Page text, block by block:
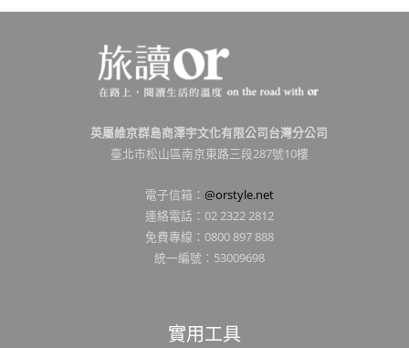
英屬維京群島商澤宇文化有限公司台灣分公司
臺北市松山區南京東路三段287號10樓
電子信箱： @orstyle.net
連絡電話：02 2322 2812
免費專線：0800 897 888
統一編號：53009698
實用工具